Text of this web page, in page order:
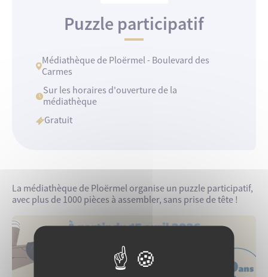
Puzzle participatif
Médiathèque de Ploërmel - Boulevard des
Carmes
Sur les horaires d'ouverture de la
médiathèque
Gratuit
La médiathèque de Ploërmel organise un puzzle participatif,
avec plus de 1000 pièces à assembler, sans prise de tête !